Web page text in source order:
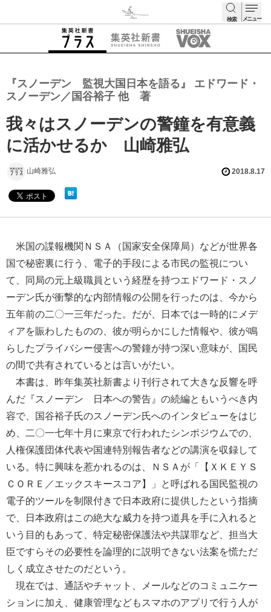
検索 メニュー
『スノーデン 監視大国日本を語る』 エドワード・
スノーデン／国谷裕子 他 著
我々はスノーデンの警鐘を有意義
に活かせるか 山崎雅弘
山崎雅弘 2018.8.17
米国の諜報機関ＮＳＡ（国家安全保障局）などが世界各
国で秘密裏に行う、電子的手段による市民の監視につい
て、同局の元上級職員という経歴を持つエドワード・スノ
ーデン氏が衝撃的な内部情報の公開を行ったのは、今から
五年前の二〇一三年だった。だが、日本では一時的にメデ
ィアを賑わしたものの、彼が明らかにした情報や、彼が鳴
らしたプライバシー侵害への警鐘が持つ深い意味が、国民
の間で共有されているとは言いがたい。
本書は、昨年集英社新書より刊行されて大きな反響を呼
んだ『スノーデン 日本への警告』の続編ともいうべき内
容で、国谷裕子氏のスノーデン氏へのインタビューをはじ
め、二〇一七年十月に東京で行われたシンポジウムでの、
人権保護団体代表や国連特別報告者などの講演を収録して
いる。特に興味を惹かれるのは、ＮＳＡが「【ＸＫＥＹＳ
ＣＯＲＥ／エックスキースコア】」と呼ばれる国民監視の
電子的ツールを制限付きで日本政府に提供したという指摘
で、日本政府はこの絶大な威力を持つ道具を手に入れると
いう目的もあって、特定秘密保護法や共謀罪など、担当大
臣ですらその必要性を論理的に説明できない法案を慌ただ
しく成立させたのだという。
現在では、通話やチャット、メールなどのコミュニケー
ションに加え、健康管理などもスマホのアプリで行う人が